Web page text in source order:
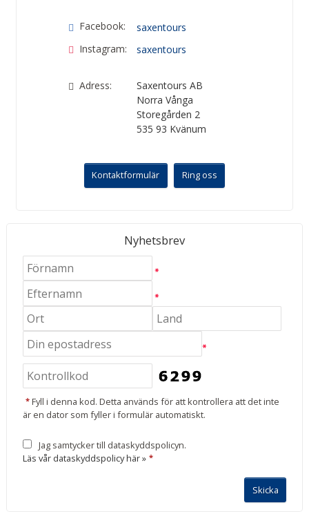
Facebook:
saxentours
Instagram:
saxentours
Adress:
Saxentours AB
Norra Vånga
Storegården 2
535 93 Kvänum
Kontaktformulär Ring oss
Nyhetsbrev
* Fyll i denna kod. Detta används för att kontrollera att det inte
är en dator som fyller i formulär automatiskt.
Jag samtycker till dataskyddspolicyn.
Läs vår dataskyddspolicy här » *